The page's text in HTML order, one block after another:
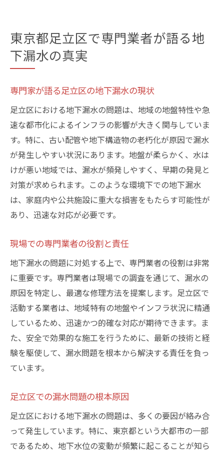
東京都足立区で専門業者が語る地
下漏水の真実
専門家が語る足立区の地下漏水の現状
足立区における地下漏水の問題は、地域の地盤特性や急
速な都市化によるインフラの影響が大きく関与していま
す。特に、古い配管や地下構造物の老朽化が原因で漏水
が発生しやすい状況にあります。地盤が柔らかく、水は
けが悪い地域では、漏水が頻発しやすく、早期の発見と
対策が求められます。このような環境下での地下漏水
は、家庭内や公共施設に重大な損害をもたらす可能性が
あり、迅速な対応が必要です。
現場での専門業者の役割と責任
地下漏水の問題に対処する上で、専門業者の役割は非常
に重要です。専門業者は現場での調査を通じて、漏水の
原因を特定し、最適な修理方法を提案します。足立区で
活動する業者は、地域特有の地盤やインフラ状況に精通
しているため、迅速かつ的確な対応が期待できます。ま
た、安全で効果的な施工を行うために、最新の技術と経
験を駆使して、漏水問題を根本から解決する責任を負っ
ています。
足立区での漏水問題の根本原因
足立区における地下漏水の問題は、多くの要因が絡み合
って発生しています。特に、東京都という大都市の一部
であるため、地下水位の変動が頻繁に起こることが知ら